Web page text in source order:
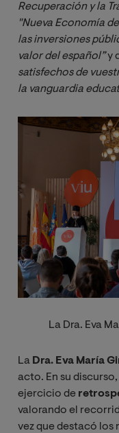
Recuperación y la
"Nueva Economía
las inversiones
valor del español” y
satisfechos de
la vanguardia
La Dra. Eva
La Dra. Eva María
acto. En su
ejercicio de
valorando el
vez que destacó los